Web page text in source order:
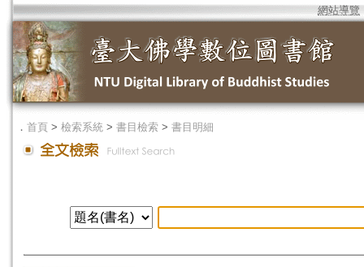
網站導覽
． 首頁 > 檢索系統 > 書目檢索 > 書目明細